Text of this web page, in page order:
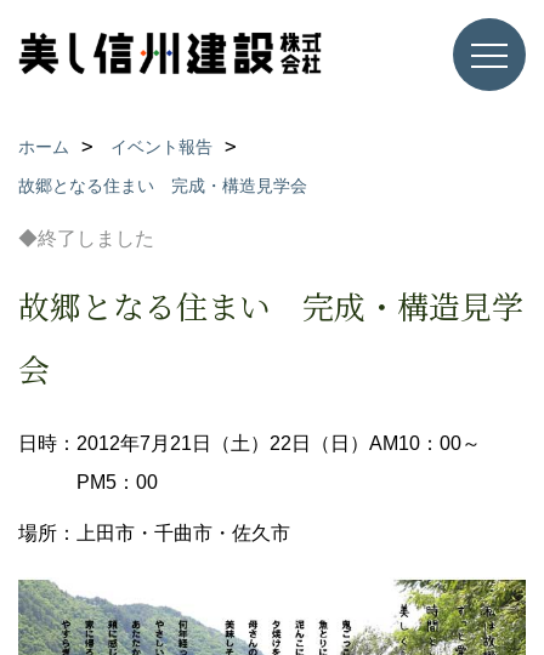
ホーム
イベント報告
故郷となる住まい 完成・構造見学会
◆終了しました
故郷となる住まい 完成・構造見学
会
日時：2012年7月21日（土）22日（日）AM10：00～
PM5：00
場所：上田市・千曲市・佐久市